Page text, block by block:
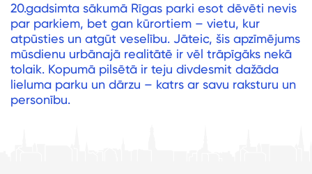
20.gadsimta sākumā Rīgas parki esot dēvēti nevis
par parkiem, bet gan kūrortiem – vietu, kur
atpūsties un atgūt veselību. Jāteic, šis apzīmējums
mūsdienu urbānajā realitātē ir vēl trāpīgāks nekā
tolaik. Kopumā pilsētā ir teju divdesmit dažāda
lieluma parku un dārzu – katrs ar savu raksturu un
personību.